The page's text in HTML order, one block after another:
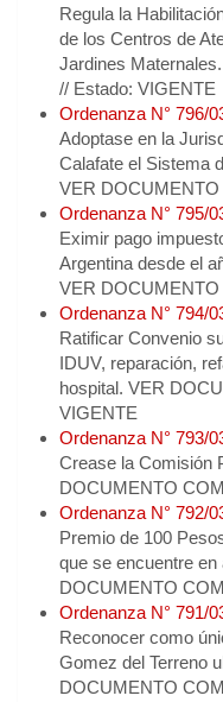
Regula la
de los Centros de
Jardines
// Estado: VIGENTE
Ordenanza N° 796/
Adoptase en la
Calafate el Sistema
VER
Ordenanza N° 795/
Eximir pago
Argentina desde el
VER
Ordenanza N° 794/
Ratificar Convenio
IDUV, reparación,
hospital. VER
VIGENTE
Ordenanza N° 793/
Crease la Comisión
DOCUMENTO
Ordenanza N° 792/
Premio de 100
que se encuentre
DOCUMENTO
Ordenanza N° 791/
Reconocer como
Gomez del Terreno
DOCUMENTO